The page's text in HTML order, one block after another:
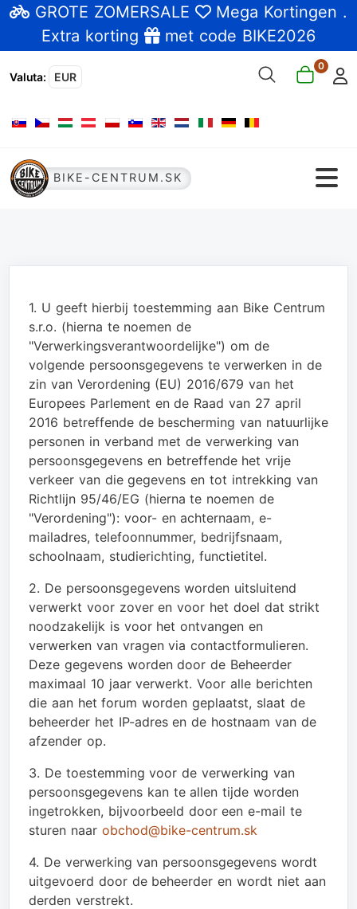
GROTE ZOMERSALE Mega Kortingen .
Extra korting
met code BIKE2026
Valuta: EUR
0
Selecteer de taal
BIKE-CENTRUM.SK
1. U geeft hierbij toestemming aan Bike Centrum
s.r.o. (hierna te noemen de
"Verwerkingsverantwoordelijke") om de
volgende persoonsgegevens te verwerken in de
zin van Verordening (EU) 2016/679 van het
Europees Parlement en de Raad van 27 april
2016 betreffende de bescherming van natuurlijke
personen in verband met de verwerking van
persoonsgegevens en betreffende het vrije
verkeer van die gegevens en tot intrekking van
Richtlijn 95/46/EG (hierna te noemen de
"Verordening"): voor- en achternaam, e-
mailadres, telefoonnummer, bedrijfsnaam,
schoolnaam, studierichting, functietitel.
2. De persoonsgegevens worden uitsluitend
verwerkt voor zover en voor het doel dat strikt
noodzakelijk is voor het ontvangen en
verwerken van vragen via contactformulieren.
Deze gegevens worden door de Beheerder
maximaal 10 jaar verwerkt. Voor alle berichten
die aan het forum worden geplaatst, slaat de
beheerder het IP-adres en de hostnaam van de
afzender op.
3. De toestemming voor de verwerking van
persoonsgegevens kan te allen tijde worden
ingetrokken, bijvoorbeeld door een e-mail te
sturen naar obchod@bike-centrum.sk
4. De verwerking van persoonsgegevens wordt
uitgevoerd door de beheerder en wordt niet aan
derden verstrekt.